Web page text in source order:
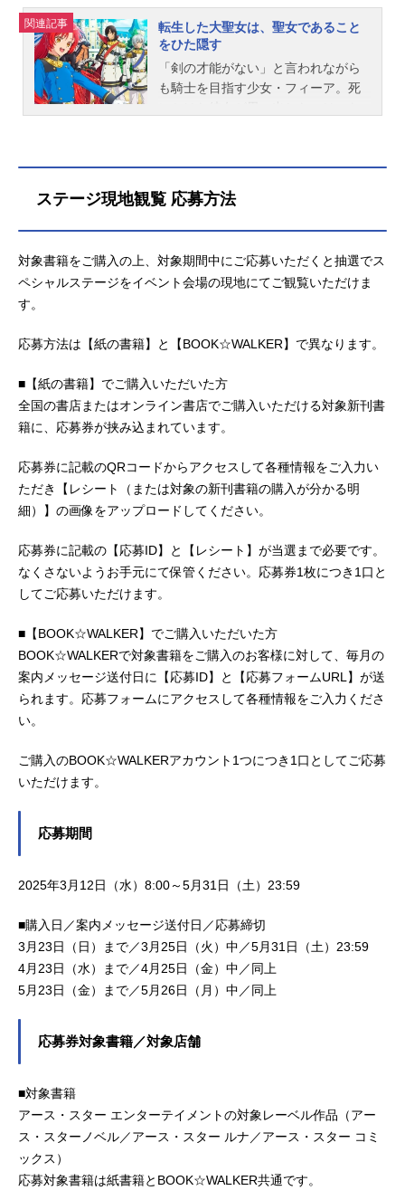
ただし皇子は、野蛮で残酷無比と噂
の人物。「私でも役に立てるなら」
と政略結婚を受け入れるカロリーナ
だったが、嫁いでみると人生が一
変。噂に反して紳士的な皇子や皇后
す……！──これは、謙虚な無自覚最
強男が、磨き抜いた最底辺スキル
【パリイ】で、強者を薙ぎ倒してい
く物語。作品名俺は全てを【パリ
イ】する～逆勘違いの世界最強は冒
MBSほか話数全12話キャストノー
ル：濱野大輝リーン：前川涼子イネ
ス：森なな子ロロ：村瀬歩ギルバー
ト：武内駿輔クレ...
スキルなんか要らなかったんだが～
放送形態TVアニメスケジュール2025
年10月1日（水）～2025年12月17日
（水）TOKYOMXほか話数全12話キ
ャストアレル：小野賢章ライナ：早
ン：高橋伸也アステア：礒部花凜ミ
ラ：井口裕香スタッフ原作：九頭七
尾（アース・スターエンターテイメ
ント刊）キャラクター原案：上田夢
構成・脚本：日暮茶坊キャラクター
デザイン：千葉孝幸 徐学文色彩設
（株）オリー...
人類は新たな勇者の召喚を試みる。
しかしそこに現れたのは、長き封印
から目覚めた覇王ルファスの姿だっ
た！作品名野生のラスボスが現れ
た！放送形態TVアニメスケジュール
小清水亜美ディーナ：薄井友里アリ
エス：首藤志奈リーブラ：東城日沙
子アイゴケロス：内田直哉パルテノ
ス：かないみかウィルゴ：大森ここ
メグレズ：前野智昭天空王・メラ
ク：平川大輔吸⾎姫・ベネトナシ
丞南十字瀬衣：堀江瞬スタッフ原
ース・スターエンターテイメント
刊）原作イラスト・キャラクターデ
ザイン原案：YahaKoコミカライズ：
い、10年以上やりこめるゲームを探
していた彼は、ある日、地球から姿
を消した……。偶然見つけた名前の
無いネットゲームを最高難易度「ヘ
ルモード」でプレーしようとしてい
して、ヌルくない異世界で最強への
道を手探りで歩み始めるアレン。し
かし、攻略本やネット掲示板が存在
せず、レベルアップさえ困難な異世
で！？ヌル～い異世界生活じゃ物足
りない！序盤から最強主人公はもう
名ヘルモード～やり込み好きのゲー
放送形態TVアニメスケジュール2026
年1月9日（金）～2026年3月27日
（金）TOKYOMX・MBSほか話数全1
ナ：飯塚麻結ドゴラ：畠中祐セシ
ル：千本木彩花ロダン：石川英郎テ
レシア：大原さやかマッシュ：小市
ル：杉田智和ミハイ＝グランヴェ
ル：千葉翔也トマス＝グランヴェ
関連記事
転生した大聖女は、聖女であること
をひた隠す
「剣の才能がない」と言われながら
も騎士を目指す少女・フィーア。死
して騎士とともに戦い、最後に魔王
の右腕によって無残に殺された300年
前の過去だった――記憶を思い出し
たことで、「大聖女」の力も蘇った
腕から「聖女として生まれ変わった
ら殺す」と脅されたことを思い出
傷ついている人を見たら放っておけ
で頻繁に力を使ってしまう。果たし
て聖女であることをひた隠し続ける
ことができるのか…！？作品名転生
た隠す放送形態TVアニメスケジュー
ル2026年10月～キャストフィーア・
ルード：若山詩音ザビリア：徳留慎
シリル・サザランド：島﨑信長デズ
モンド・ローナン：畠中祐ザカリ
ッサ・アバネシー：田村ゆかりイー
ノック：土岐隼一ファビアン・ワイ
ナー：山下大輝シャーロット：島袋
美由利スタッフ原作：十夜（アー
ス・...
ステージ現地観覧 応募方法
対象書籍をご購入の上、対象期間中にご応募いただくと抽選でス
ペシャルステージをイベント会場の現地にてご観覧いただけま
す。
応募方法は【紙の書籍】と【BOOK☆WALKER】で異なります。
■【紙の書籍】でご購入いただいた方
全国の書店またはオンライン書店でご購入いただける対象新刊書
籍に、応募券が挟み込まれています。
応募券に記載のQRコードからアクセスして各種情報をご入力い
ただき【レシート（または対象の新刊書籍の購入が分かる明
細）】の画像をアップロードしてください。
応募券に記載の【応募ID】と【レシート】が当選まで必要です。
なくさないようお手元にて保管ください。応募券1枚につき1口と
してご応募いただけます。
■【BOOK☆WALKER】でご購入いただいた方
BOOK☆WALKERで対象書籍をご購入のお客様に対して、毎月の
案内メッセージ送付日に【応募ID】と【応募フォームURL】が送
られます。応募フォームにアクセスして各種情報をご入力くださ
い。
ご購入のBOOK☆WALKERアカウント1つにつき1口としてご応募
いただけます。
応募期間
2025年3月12日（水）8:00～5月31日（土）23:59
■購入日／案内メッセージ送付日／応募締切
3月23日（日）まで／3月25日（火）中／5月31日（土）23:59
4月23日（水）まで／4月25日（金）中／同上
5月23日（金）まで／5月26日（月）中／同上
応募券対象書籍／対象店舗
■対象書籍
アース・スター エンターテイメントの対象レーベル作品（アー
ス・スターノベル／アース・スター ルナ／アース・スター コミ
ックス）
応募対象書籍は紙書籍とBOOK☆WALKER共通です。